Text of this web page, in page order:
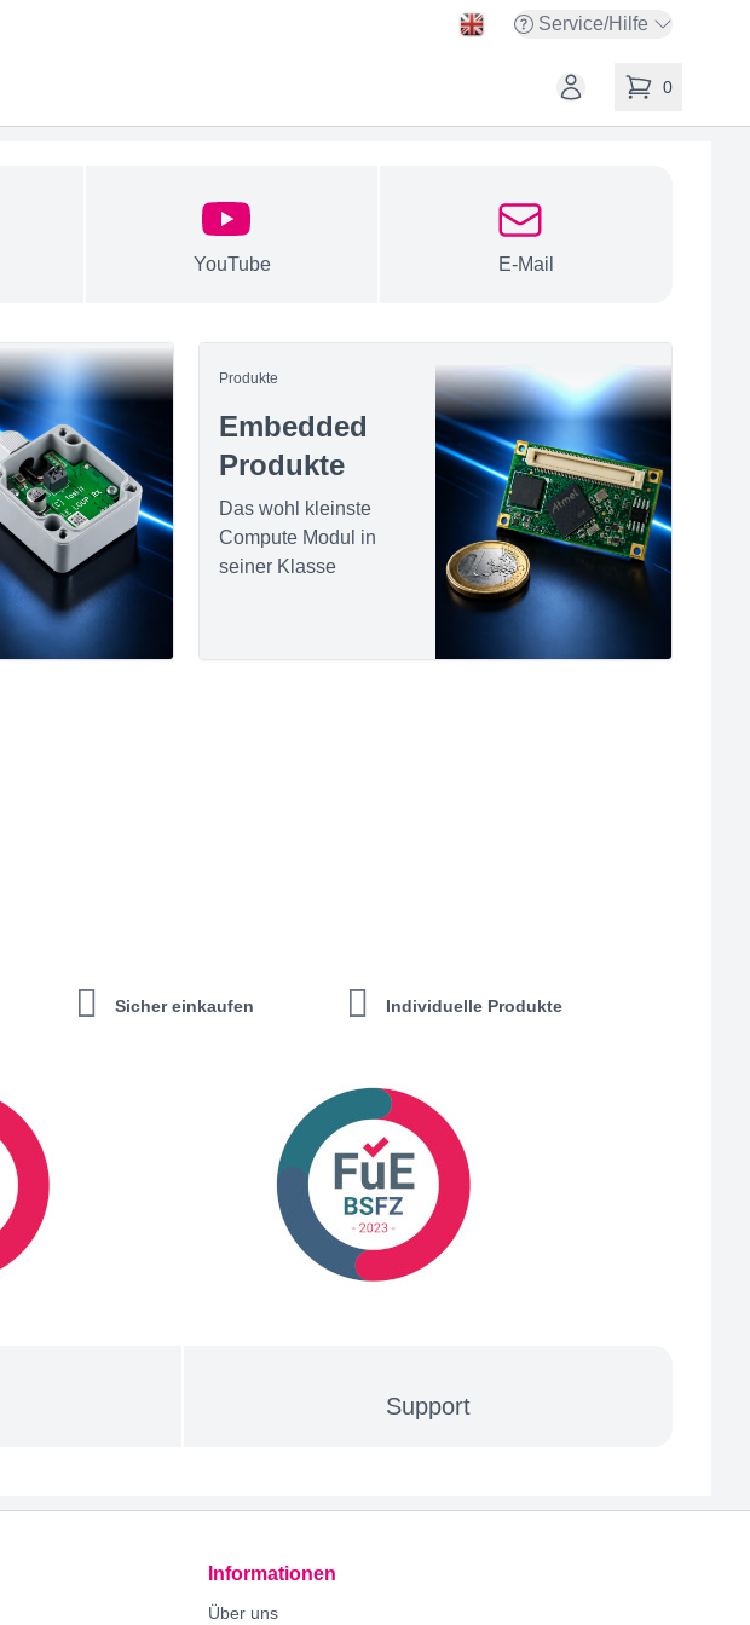
Service/Hilfe
Open service menu
Open user account
0
items in cart,
YouTube E-Mail
Produkte
Embedded
Produkte
Das wohl kleinste
Compute Modul in
seiner Klasse
Sicher einkaufen Individuelle Produkte
Support
Informationen
Über uns